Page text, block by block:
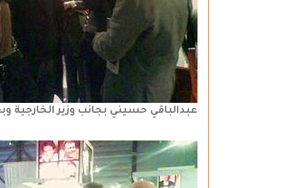
عبدالباقي حسيني بجانب وزير الخارجية